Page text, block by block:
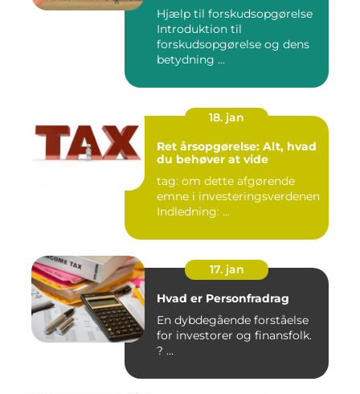
Hjælp til forskudsopgørelse
Introduktion til
forskudsopgørelse og dens
betydning ...
18. jan
Ret årsopgørelse: Alt, hvad
du behøver at vide
tag: om dette afgørende
emne i investeringsverdenen
Indledning: ...
17. jan
Hvad er Personfradrag
En dybdegående forståelse
for investorer og finansfolk.
? ...